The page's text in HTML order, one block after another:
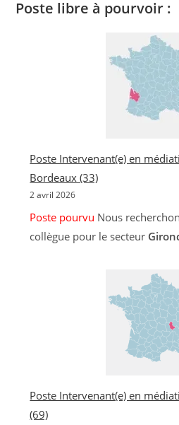
Poste libre à pourvoir :
Poste Intervenant(e) en
Bordeaux (33)
2 avril 2026
Poste pourvu Nous
collègue pour le secteur
Poste Intervenant(e) en
(69)